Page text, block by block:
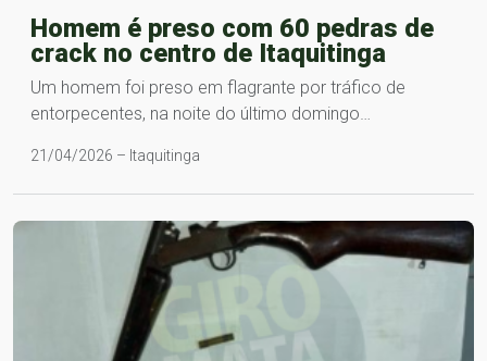
Homem é preso com 60 pedras de
crack no centro de Itaquitinga
Um homem foi preso em flagrante por tráfico de
entorpecentes, na noite do último domingo…
21/04/2026 – Itaquitinga